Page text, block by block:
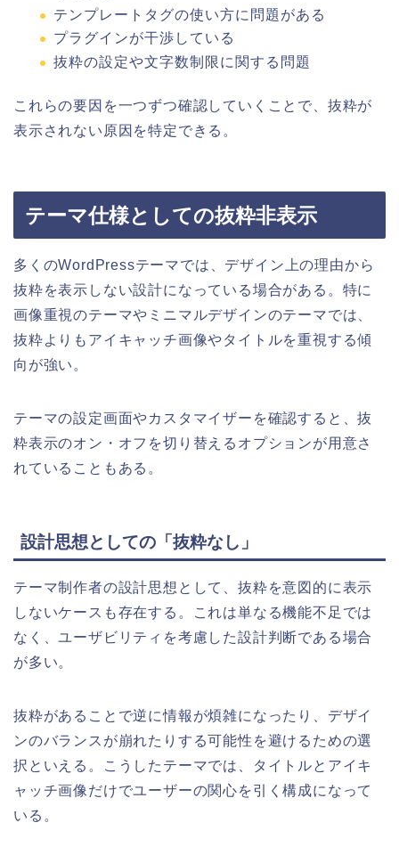
テンプレートタグの使い方に問題がある
プラグインが干渉している
抜粋の設定や文字数制限に関する問題
これらの要因を一つずつ確認していくことで、抜粋が
表示されない原因を特定できる。
テーマ仕様としての抜粋非表示
多くのWordPressテーマでは、デザイン上の理由から
抜粋を表示しない設計になっている場合がある。特に
画像重視のテーマやミニマルデザインのテーマでは、
抜粋よりもアイキャッチ画像やタイトルを重視する傾
向が強い。
テーマの設定画面やカスタマイザーを確認すると、抜
粋表示のオン・オフを切り替えるオプションが用意さ
れていることもある。
設計思想としての「抜粋なし」
テーマ制作者の設計思想として、抜粋を意図的に表示
しないケースも存在する。これは単なる機能不足では
なく、ユーザビリティを考慮した設計判断である場合
が多い。
抜粋があることで逆に情報が煩雑になったり、デザイ
ンのバランスが崩れたりする可能性を避けるための選
択といえる。こうしたテーマでは、タイトルとアイキ
ャッチ画像だけでユーザーの関心を引く構成になって
いる。